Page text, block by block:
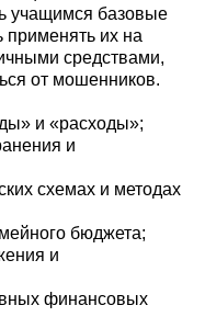
учащимся базовые
применять их на
средствами,
от мошенников.
и «расходы»;
и
схемах и методах
бюджета;
и
финансовых